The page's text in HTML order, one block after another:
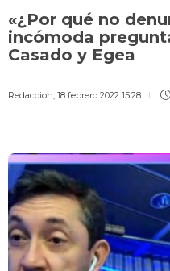
«¿Por qué no
incómoda
Casado y Egea
Redaccion, 18 febrero 2022 15:28